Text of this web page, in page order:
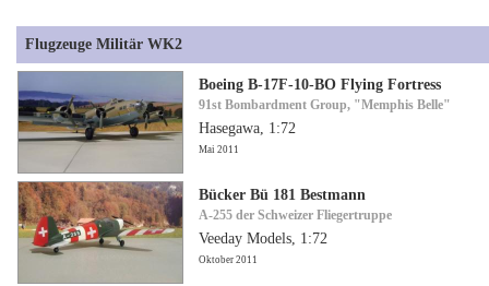
Flugzeuge Militär WK2
Boeing B-17F-10-BO Flying Fortress
91st Bombardment Group, "Memphis Belle"
Hasegawa, 1:72
Mai 2011
Bücker Bü 181 Bestmann
A-255 der Schweizer Fliegertruppe
Veeday Models, 1:72
Oktober 2011